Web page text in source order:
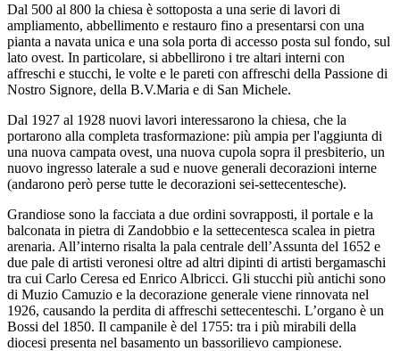
Dal 500 al 800 la chiesa è sottoposta a una serie di lavori di
ampliamento, abbellimento e restauro fino a presentarsi con una
pianta a navata unica e una sola porta di accesso posta sul fondo, sul
lato ovest. In particolare, si abbellirono i tre altari interni con
affreschi e stucchi, le volte e le pareti con affreschi della Passione di
Nostro Signore, della B.V.Maria e di San Michele.
Dal 1927 al 1928 nuovi lavori interessarono la chiesa, che la
portarono alla completa trasformazione: più ampia per l'aggiunta di
una nuova campata ovest, una nuova cupola sopra il presbiterio, un
nuovo ingresso laterale a sud e nuove generali decorazioni interne
(andarono però perse tutte le decorazioni sei-settecentesche).
Grandiose sono la facciata a due ordini sovrapposti, il portale e la
balconata in pietra di Zandobbio e la settecentesca scalea in pietra
arenaria. All’interno risalta la pala centrale dell’Assunta del 1652 e
due pale di artisti veronesi oltre ad altri dipinti di artisti bergamaschi
tra cui Carlo Ceresa ed Enrico Albricci. Gli stucchi più antichi sono
di Muzio Camuzio e la decorazione generale viene rinnovata nel
1926, causando la perdita di affreschi settecenteschi. L’organo è un
Bossi del 1850. Il campanile è del 1755: tra i più mirabili della
diocesi presenta nel basamento un bassorilievo campionese.